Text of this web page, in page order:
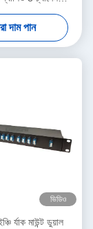
মুক্স
দাম পান
ভিডিও
র্যাক মাউন্ট ডুয়াল